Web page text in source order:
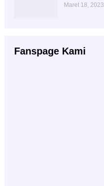
Maret 18, 2023
Fanspage Kami